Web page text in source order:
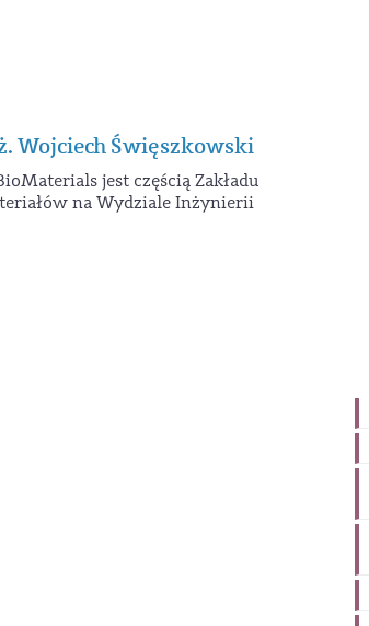
Wojciech Święszkowski
jest częścią Zakładu
na Wydziale Inżynierii